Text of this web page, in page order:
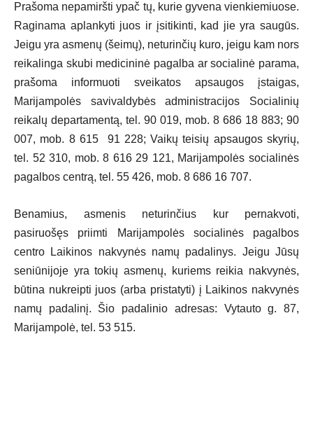
Prašoma nepamiršti ypač tų, kurie gyvena vienkiemiuose.
Raginama aplankyti juos ir įsitikinti, kad jie yra saugūs.
Jeigu yra asmenų (šeimų), neturinčių kuro, jeigu kam nors
reikalinga skubi medicininė pagalba ar socialinė parama,
prašoma informuoti sveikatos apsaugos įstaigas,
Marijampolės savivaldybės administracijos Socialinių
reikalų departamentą, tel. 90 019, mob. 8 686 18 883; 90
007, mob. 8 615 91 228; Vaikų teisių apsaugos skyrių,
tel. 52 310, mob. 8 616 29 121, Marijampolės socialinės
pagalbos centrą, tel. 55 426, mob. 8 686 16 707.
Benamius, asmenis neturinčius kur pernakvoti,
pasiruošęs priimti Marijampolės socialinės pagalbos
centro Laikinos nakvynės namų padalinys. Jeigu Jūsų
seniūnijoje yra tokių asmenų, kuriems reikia nakvynės,
būtina nukreipti juos (arba pristatyti) į Laikinos nakvynės
namų padalinį. Šio padalinio adresas: Vytauto g. 87,
Marijampolė, tel. 53 515.